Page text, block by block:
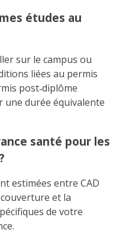
études au
sur le campus ou
liées au permis
post‑diplôme
une durée équivalente
santé pour les
estimées entre CAD
et la
de votre